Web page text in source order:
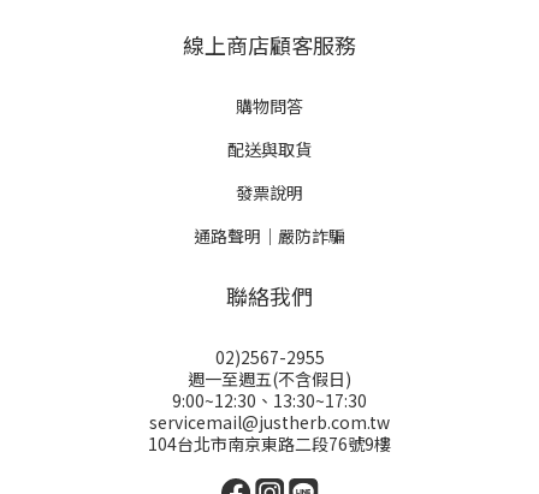
線上商店顧客服務
購物問答
配送與取貨
發票說明
通路聲明｜嚴防詐騙
聯絡我們
02)2567-2955
週一至週五(不含假日)
9:00~12:30、13:30~17:30
servicemail@justherb.com.tw
104台北市南京東路二段76號9樓